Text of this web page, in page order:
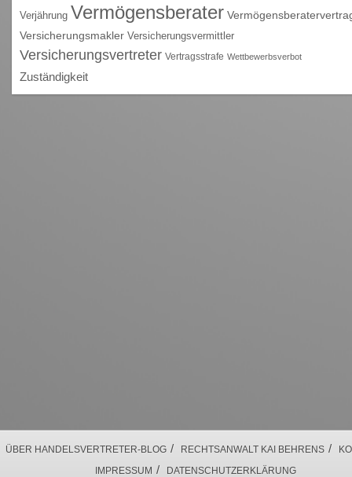
Verjährung Vermögensberater
Versicherungsmakler Versicherungsvermittler
Versicherungsvertreter Vertragsstrafe Wettbewerbsverbot
Zuständigkeit
ÜBER HANDELSVERTRETER-BLOG / RECHTSANWALT KAI BEHRENS /
IMPRESSUM / DATENSCHUTZERKLÄRUNG